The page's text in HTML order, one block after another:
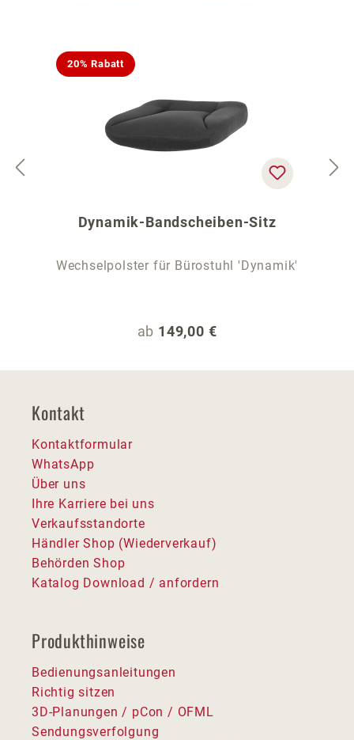
20% Rabatt
Dynamik-Bandscheiben-Sitz
Wechselpolster für Bürostuhl 'Dynamik'
Regulärer Preis:
ab 149,00 €
Kontakt
Kontaktformular
WhatsApp
Über uns
Ihre Karriere bei uns
Verkaufsstandorte
Händler Shop (Wiederverkauf)
Behörden Shop
Katalog Download / anfordern
Produkthinweise
Bedienungsanleitungen
Richtig sitzen
3D-Planungen / pCon / OFML
Sendungsverfolgung